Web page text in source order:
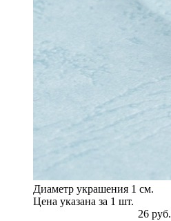
Диаметр украшения 1 см.
Цена указана за 1 шт.
26 руб.